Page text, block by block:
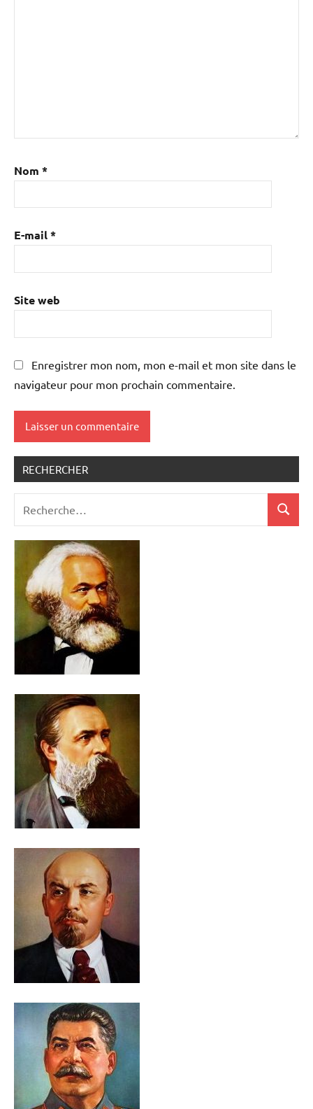
Nom *
E-mail*
Site web
Enregistrer mon nom, mon e-mail et mon site dans le
navigateur pour mon prochain commentaire.
RECHERCHER
: